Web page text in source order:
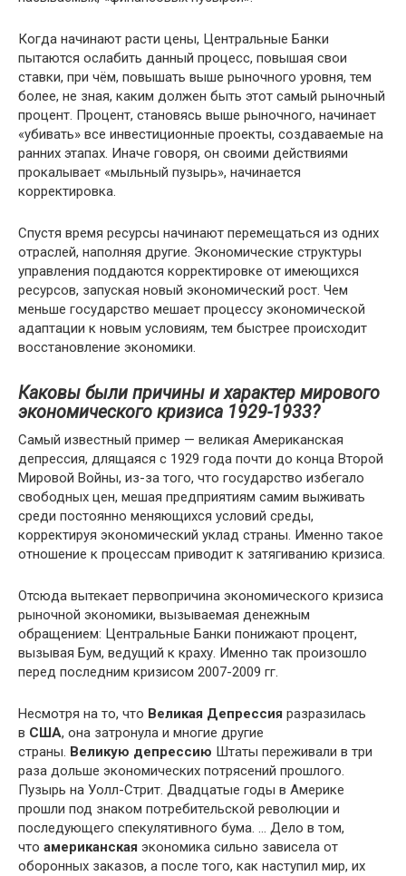
Когда начинают расти цены, Центральные Банки
пытаются ослабить данный процесс, повышая свои
ставки, при чём, повышать выше рыночного уровня, тем
более, не зная, каким должен быть этот самый рыночный
процент. Процент, становясь выше рыночного, начинает
«убивать» все инвестиционные проекты, создаваемые на
ранних этапах. Иначе говоря, он своими действиями
прокалывает «мыльный пузырь», начинается
корректировка.
Спустя время ресурсы начинают перемещаться из одних
отраслей, наполняя другие. Экономические структуры
управления поддаются корректировке от имеющихся
ресурсов, запуская новый экономический рост. Чем
меньше государство мешает процессу экономической
адаптации к новым условиям, тем быстрее происходит
восстановление экономики.
Каковы были причины и характер мирового
экономического кризиса 1929-1933?
Самый известный пример — великая Американская
депрессия, длящаяся с 1929 года почти до конца Второй
Мировой Войны, из-за того, что государство избегало
свободных цен, мешая предприятиям самим выживать
среди постоянно меняющихся условий среды,
корректируя экономический уклад страны. Именно такое
отношение к процессам приводит к затягиванию кризиса.
Отсюда вытекает первопричина экономического кризиса
рыночной экономики, вызываемая денежным
обращением: Центральные Банки понижают процент,
вызывая Бум, ведущий к краху. Именно так произошло
перед последним кризисом 2007-2009 гг.
Несмотря на то, что Великая Депрессия разразилась
в США, она затронула и многие другие
страны. Великую депрессию Штаты переживали в три
раза дольше экономических потрясений прошлого.
Пузырь на Уолл-Стрит. Двадцатые годы в Америке
прошли под знаком потребительской революции и
последующего спекулятивного бума. … Дело в том,
что американская экономика сильно зависела от
оборонных заказов, а после того, как наступил мир, их